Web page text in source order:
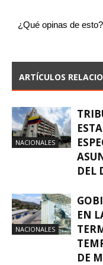
¿Qué opinas de esto?
ARTÍCULOS
NACIONALES
DEL
NACIONALES
EN
DE